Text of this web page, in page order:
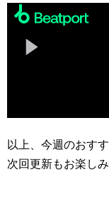
以上、今週のおす
次回更新もお楽しみ